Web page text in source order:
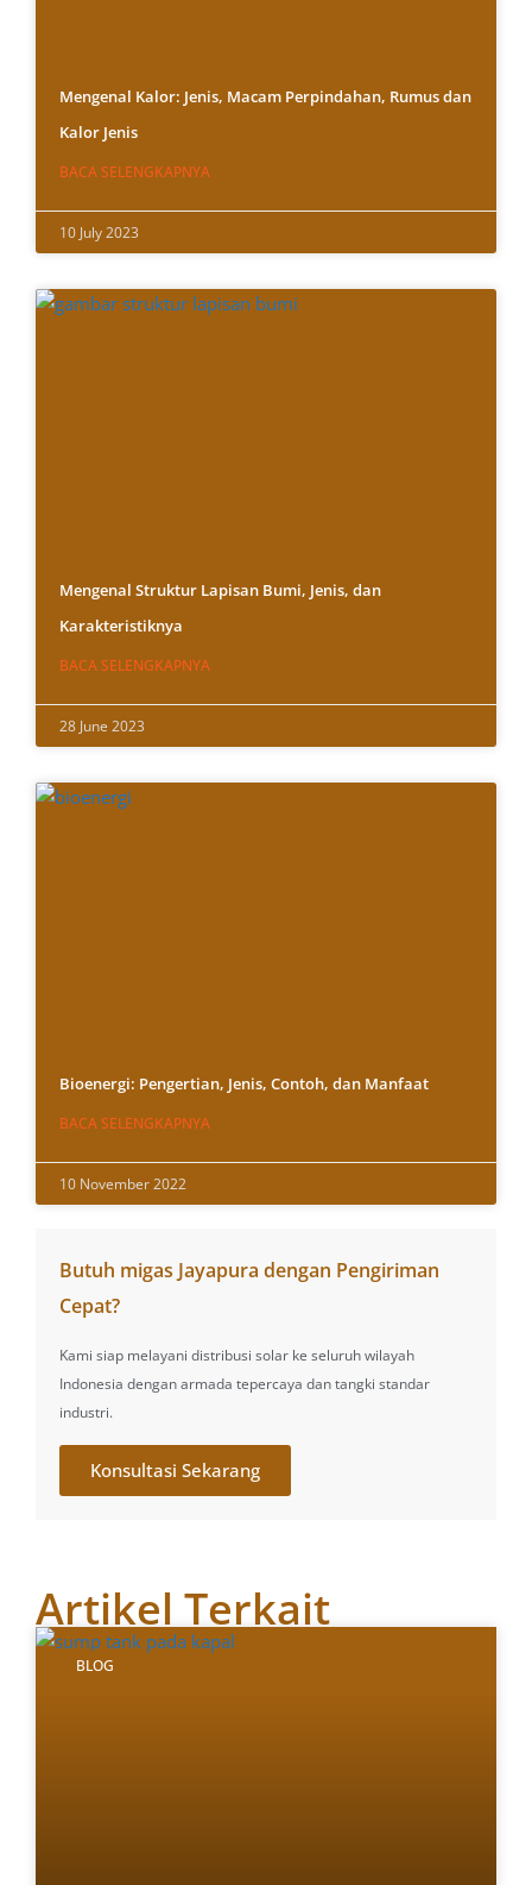
Mengenal Kalor: Jenis, Macam Perpindahan, Rumus dan
Kalor Jenis
BACA SELENGKAPNYA
10 July 2023
Mengenal Struktur Lapisan Bumi, Jenis, dan
Karakteristiknya
BACA SELENGKAPNYA
28 June 2023
Bioenergi: Pengertian, Jenis, Contoh, dan Manfaat
BACA SELENGKAPNYA
10 November 2022
Butuh migas Jayapura dengan Pengiriman
Cepat?
Kami siap melayani distribusi solar ke seluruh wilayah
Indonesia dengan armada tepercaya dan tangki standar
industri.
Konsultasi Sekarang
Artikel Terkait
BLOG